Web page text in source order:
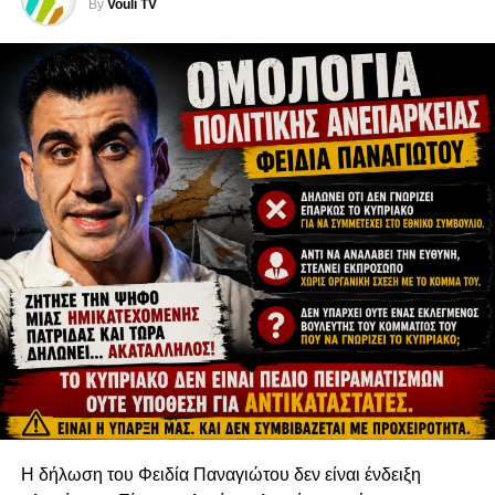
Η ιστορική συνάντηση του Πατριάρχη Αθηναγόρα με τον
Πάπα Παύλο ΣΤ’ στην Ιερουσαλήμ, το 1964, και η άρση
των αναθεμάτων το 1965, αποτέλεσαν τα πρώτα βήματα
για την άρση του Σχίσματος του 1054. Έκτοτε, οι επαφές
και ο θεολογικός διάλογος συνεχίζονται. Ο ίδιος ο
Πατριάρχης Αθηναγόρας τόνισε πως «δεν βλέπουμε
πρόσκομμα στην οδό της ενώσεως» — στάση που
μαρτυρεί τη βαθιά επιθυμία υπέρβασης της ιστορικής
ρήξης.
Το 2025 προσφέρει μια μοναδική ευκαιρία: μέσα από τον
κοινό εορτασμό του Πάσχα, μπορεί να σημάνει και την
απαρχή μιας ουσιαστικότερης θεολογικής και
μυστηριακής συνάντησης. Η Νίκαια της Βιθυνίας θα
μπορούσε να γίνει ξανά τόπος ενότητας, όπως τότε, το
325 μ.Χ., μεταφέροντας στο σήμερα το πνεύμα της
πρώτης κοινής πίστης έναντι των αιρέσεων και της
By Vouli TV
Η δήλωση του Φειδία Παναγιώτου δεν είναι ένδειξη